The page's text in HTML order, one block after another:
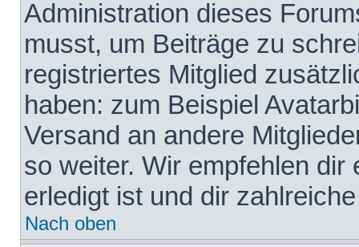
Administration dieses
musst, um Beiträge zu
registriertes Mitglied
haben: zum Beispiel
Versand an andere
so weiter. Wir empfehlen
erledigt ist und dir
Nach oben